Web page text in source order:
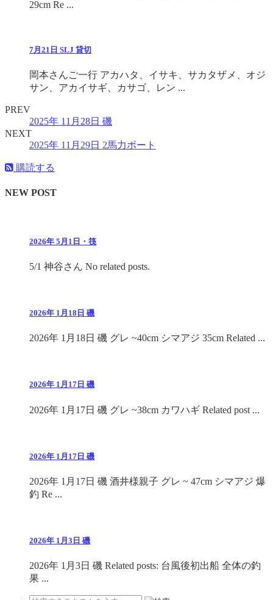
29cm Re ...
7月21日 SLJ 貸切
岡本さんご一行 アカハタ、イサキ、サカタザメ、オジ
サン、アカイサギ、カサゴ、レン ...
PREV
2025年 11月28日 磯
NEXT
2025年 11月29日 2馬力ボート
購読する
NEW POST
2026年 5月1日・筏
5/1 神谷さん No related posts.
2026年 1月18日 磯
2026年 1月18日 磯 グレ ~40cm シマアジ 35cm Related ...
2026年 1月17日 磯
2026年 1月17日 磯 グレ ~38cm カワハギ Related post ...
2026年 1月17日 磯
2026年 1月17日 磯 酒井様親子 グレ ~ 47cm シマアジ 爆
釣 Re ...
2026年 1月3日 磯
2026年 1月3日 磯 Related posts: 台風後初出船 全体の釣
果 ...